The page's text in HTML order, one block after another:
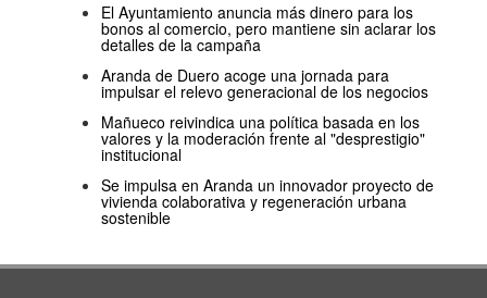
El Ayuntamiento anuncia más dinero para los
bonos al comercio, pero mantiene sin aclarar los
detalles de la campaña
Aranda de Duero acoge una jornada para
impulsar el relevo generacional de los negocios
Mañueco reivindica una política basada en los
valores y la moderación frente al "desprestigio"
institucional
Se impulsa en Aranda un innovador proyecto de
vivienda colaborativa y regeneración urbana
sostenible